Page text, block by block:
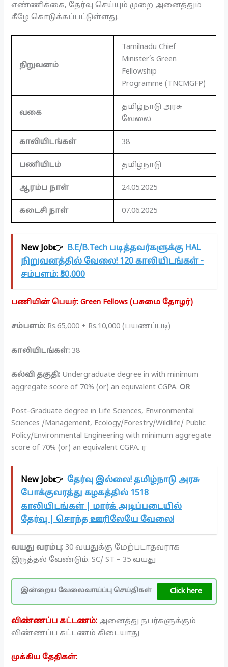
எண்ணிக்கை, தேர்வு செய்யும் முறை அனைத்தும்
கீழே கொடுக்கப்பட்டுள்ளது.
நிறுவனம்
Tamilnadu Chief
Minister’s Green
Fellowship
Programme (TNCMGFP)
வகை
தமிழ்நாடு அரசு
வேலை
காலியிடங்கள் 38
பணியிடம் தமிழ்நாடு
ஆரம்ப நாள் 24.05.2025
கடைசி நாள் 07.06.2025
New Job👉 B.E/B.Tech படித்தவர்களுக்கு HAL
நிறுவனத்தில் வேலை! 120 காலியிடங்கள் -
சம்பளம்: ₹50,000
பணியின் பெயர்: Green Fellows (பசுமை தோழர்)
சம்பளம்: Rs.65,000 + Rs.10,000 (பயணப்படி)
காலியிடங்கள்: 38
கல்வி தகுதி: Undergraduate degree in with minimum
aggregate score of 70% (or) an equivalent CGPA.OR
Post-Graduate degree in Life Sciences, Environmental
Sciences /Management, Ecology/Forestry/Wildlife/ Public
Policy/Environmental Engineering with minimum aggregate
score of 70% (or) an equivalent CGPA. ர
New Job👉 தேர்வு இல்லை! தமிழ்நாடு அரசு
போக்குவரத்து கழகத்தில் 1518
காலியிடங்கள் | மார்க் அடிப்படையில்
தேர்வு | சொந்த ஊரிலேயே வேலை!
வயது வரம்பு: 30 வயதுக்கு மேற்படாதவராக
இருத்தல் வேண்டும். SC/ ST – 35 வயது
இன்றைய வேலைவாய்ப்பு செய்திகள் Click here
விண்ணப்ப கட்டணம்: அனைத்து நபர்களுக்கும்
விண்ணப்ப கட்டணம் கிடையாது
முக்கிய தேதிகள்: